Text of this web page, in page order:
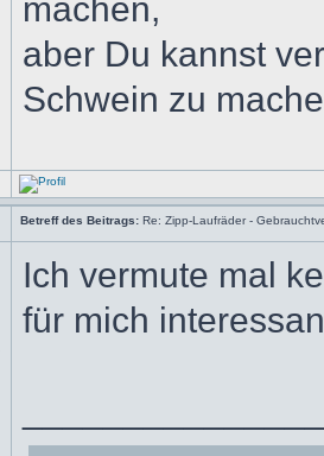
machen,
aber Du kannst
Schwein zu
Betreff des Beitrags: Re: Zipp-Laufräder -
Ich vermute mal
für mich